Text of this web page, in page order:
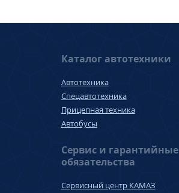
Каталог автотехники
Автотехника
Спецавтотехника
Прицепная техника
Автобусы
Сервис и гарантийные
обязательства
Сервисный центр КАМАЗ